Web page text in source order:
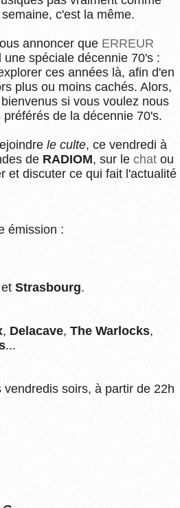
c'est la même.
annoncer que ERREUR
spéciale décennie 70's :
ces années là, afin d'en
plus ou moins cachés. Alors,
si vous voulez nous
de la décennie 70's.
le culte, ce vendredi à
de RADIOM, sur le chat ou
et discuter ce qui fait l'actualité
émission :
et Strasbourg.
, Delacave, The Warlocks,
...
vendredis soirs, à partir de 22h